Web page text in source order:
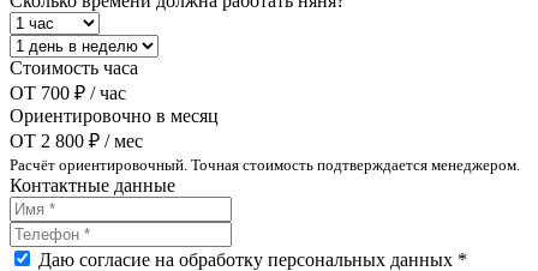
Стоимость часа
ОТ 700 ₽ / час
Ориентировочно в месяц
ОТ 2 800 ₽ / мес
Расчёт ориентировочный. Точная стоимость подтверждается менеджером.
Контактные данные
Даю согласие на обработку персональных данных *